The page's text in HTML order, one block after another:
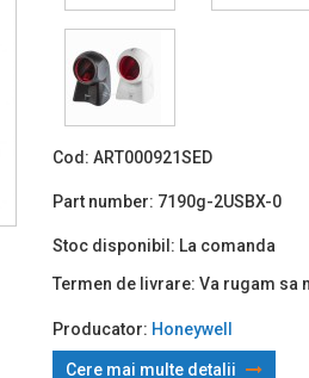
Cod: ART000921SED
Part number: 7190g-2USBX-0
Stoc disponibil: La comanda
Termen de livrare: Va rugam sa
Producator: Honeywell
Cere mai multe detalii